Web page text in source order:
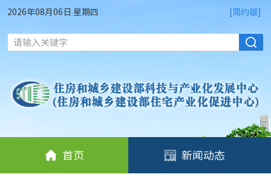
2026年08月06日 星期四 [简约版]
请输入关键字
首页 新闻动态